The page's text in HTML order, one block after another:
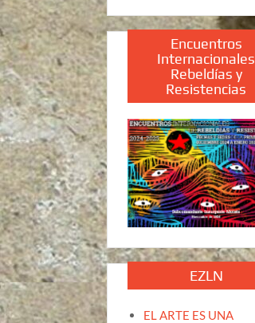
Encuentros
Internacionales
Rebeldías y
Resistencias
EZLN
EL ARTE ES UNA